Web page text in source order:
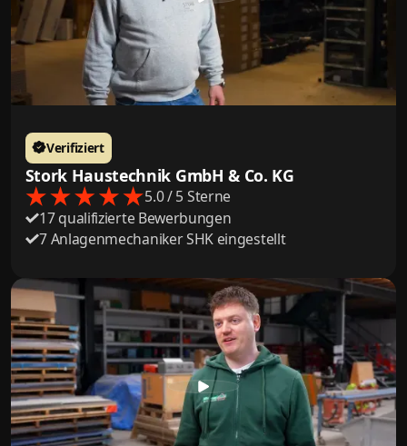
Stork Haustechnik GmbH & Co. KG
Verifiziert
5.0 / 5 Sterne
17 qualifizierte Bewerbungen
7 Anlagenmechaniker SHK eingestellt